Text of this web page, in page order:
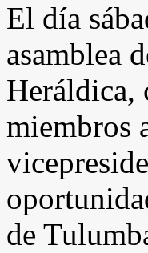
El día
asamblea
Heráldica,
miembros
de